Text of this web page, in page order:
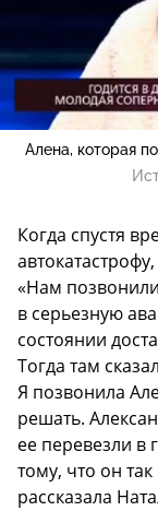
Алена, которая
Когда спустя
«Нам
в серьезную
состоянии
Тогда там
Я позвонила
решать.
ее перевезли в
тому, что он
рассказала